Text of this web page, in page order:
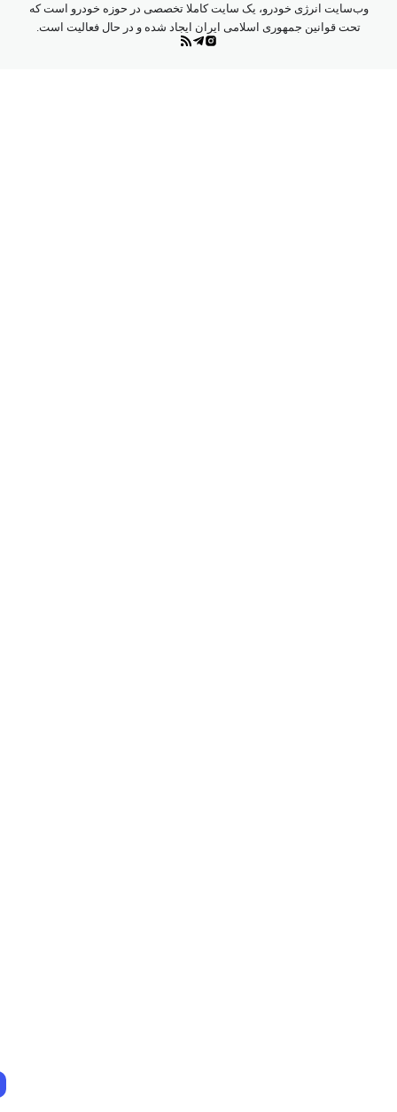
انرژی خودرو، یک سایت کاملا تخصصی در حوزه خودرو است که
قوانین جمهوری اسلامی ایران ایجاد شده و در حال فعالیت است.